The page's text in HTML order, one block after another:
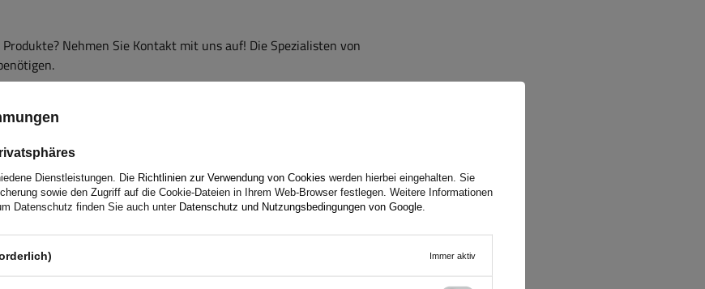
Nehmen Sie Kontakt mit uns auf! Die Spezialisten von
Dienstleistungen. Die Richtlinien zur Verwendung von Cookies werden hierbei eingehalten. Sie
sowie den Zugriff auf die Cookie-Dateien in Ihrem Web-Browser festlegen. Weitere Informationen
Datenschutz finden Sie auch unter Datenschutz und Nutzungsbedingungen von Google
Immer aktiv